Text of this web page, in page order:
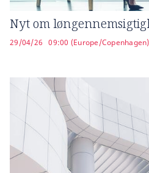
Nyt om
29/04/26 09:00 (Europe/Copenhagen)